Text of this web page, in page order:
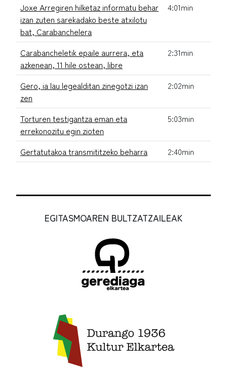
Joxe Arregiren hilketaz informatu behar
izan zuten sarekadako beste atxilotu
bat, Carabanchelera
4:01min
Carabancheletik epaile aurrera, eta
azkenean, 11 hile ostean, libre
2:31min
Gero, ia lau legealditan zinegotzi izan
zen
2:02min
Torturen testigantza eman eta
errekonozitu egin zioten
5:03min
Gertatutakoa transmititzeko beharra 2:40min
EGITASMOAREN BULTZATZAILEAK